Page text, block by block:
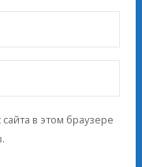
в этом браузере